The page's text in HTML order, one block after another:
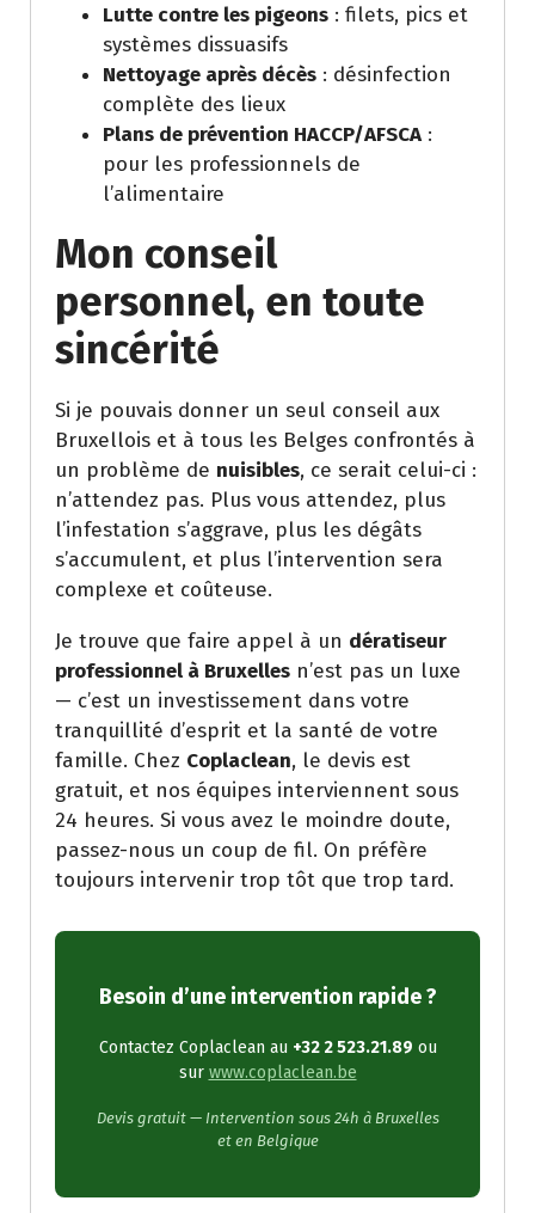
Lutte contre les pigeons : filets, pics et
systèmes dissuasifs
Nettoyage après décès : désinfection
complète des lieux
Plans de prévention HACCP/AFSCA:
pour les professionnels de
l’alimentaire
Mon conseil
personnel, en toute
sincérité
Si je pouvais donner un seul conseil aux
Bruxellois et à tous les Belges confrontés à
un problème de nuisibles, ce serait celui-ci :
n’attendez pas. Plus vous attendez, plus
l’infestation s’aggrave, plus les dégâts
s’accumulent, et plus l’intervention sera
complexe et coûteuse.
Je trouve que faire appel à un dératiseur
professionnel à Bruxelles n’est pas un luxe
— c’est un investissement dans votre
tranquillité d’esprit et la santé de votre
famille. Chez Coplaclean, le devis est
gratuit, et nos équipes interviennent sous
24 heures. Si vous avez le moindre doute,
passez-nous un coup de fil. On préfère
toujours intervenir trop tôt que trop tard.
Besoin d’une intervention rapide ?
Contactez Coplaclean au +32 2 523.21.89 ou
sur www.coplaclean.be
Devis gratuit — Intervention sous 24h à Bruxelles
et en Belgique